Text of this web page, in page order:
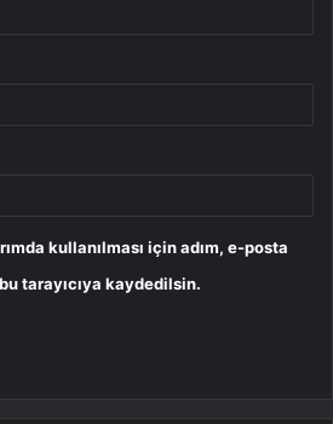
kullanılması için adım, e-posta
tarayıcıya kaydedilsin.